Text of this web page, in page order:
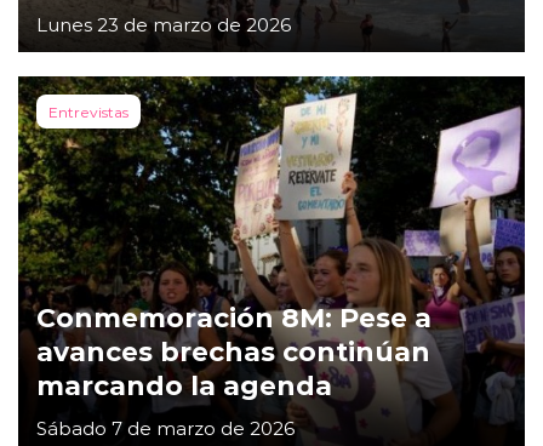
Lunes 23 de marzo de 2026
Entrevistas
Conmemoración 8M: Pese a
avances brechas continúan
marcando la agenda
Sábado 7 de marzo de 2026